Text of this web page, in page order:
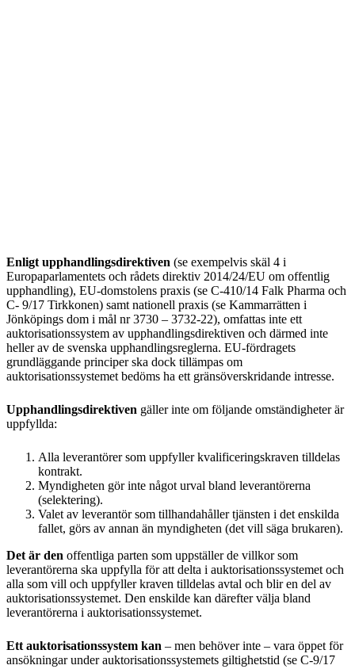
Enligt upphandlingsdirektiven (se exempelvis skäl 4 i
Europaparlamentets och rådets direktiv 2014/24/EU om offentlig
upphandling), EU-domstolens praxis (se C-410/14 Falk Pharma och
C- 9/17 Tirkkonen) samt nationell praxis (se Kammarrätten i
Jönköpings dom i mål nr 3730 – 3732-22), omfattas inte ett
auktorisationssystem av upphandlingsdirektiven och därmed inte
heller av de svenska upphandlingsreglerna. EU-fördragets
grundläggande principer ska dock tillämpas om
auktorisationssystemet bedöms ha ett gränsöverskridande intresse.
Upphandlingsdirektiven gäller inte om följande omständigheter är
uppfyllda:
Alla leverantörer som uppfyller kvalificeringskraven tilldelas
kontrakt.
Myndigheten gör inte något urval bland leverantörerna
(selektering).
Valet av leverantör som tillhandahåller tjänsten i det enskilda
fallet, görs av annan än myndigheten (det vill säga brukaren).
Det är den offentliga parten som uppställer de villkor som
leverantörerna ska uppfylla för att delta i auktorisationssystemet och
alla som vill och uppfyller kraven tilldelas avtal och blir en del av
auktorisationssystemet. Den enskilde kan därefter välja bland
leverantörerna i auktorisationssystemet.
Ett auktorisationssystem kan – men behöver inte – vara öppet för
ansökningar under auktorisationssystemets giltighetstid (se C-9/17